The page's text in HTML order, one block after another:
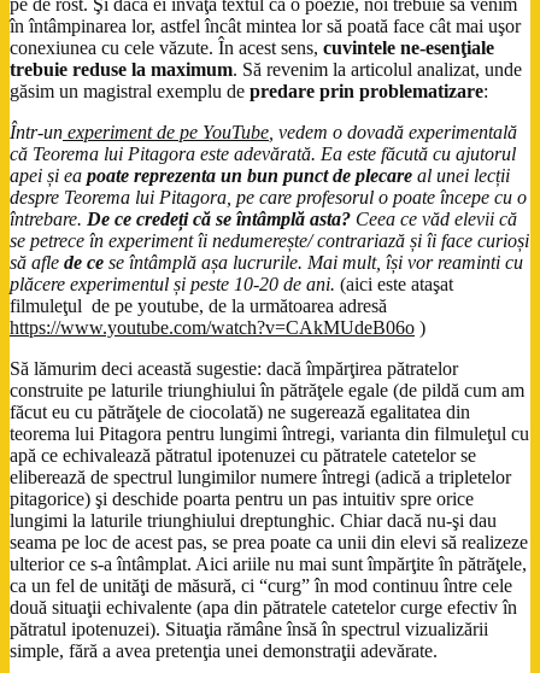
pe de rost. Şi dacă ei învaţă textul ca o poezie, noi trebuie să venim
în întâmpinarea lor, astfel încât mintea lor să poată face cât mai uşor
conexiunea cu cele văzute. În acest sens, cuvintele ne-esenţiale
trebuie reduse la maximum. Să revenim la articolul analizat, unde
găsim un magistral exemplu de predare prin problematizare:
Într-un experiment de pe YouTube, vedem o dovadă experimentală
că Teorema lui Pitagora este adevărată. Ea este făcută cu ajutorul
apei și ea poate reprezenta un bun punct de plecare al unei lecții
despre Teorema lui Pitagora, pe care profesorul o poate începe cu o
întrebare. De ce credeți că se întâmplă asta? Ceea ce văd elevii că
se petrece în experiment îi nedumerește/ contrariază și îi face curioși
să afle de ce se întâmplă așa lucrurile. Mai mult, își vor reaminti cu
plăcere experimentul și peste 10-20 de ani. (aici este ataşat
filmuleţul de pe youtube, de la următoarea adresă
https://www.youtube.com/watch?v=CAkMUdeB06o )
Să lămurim deci această sugestie: dacă împărţirea pătratelor
construite pe laturile triunghiului în pătrăţele egale (de pildă cum am
făcut eu cu pătrăţele de ciocolată) ne sugerează egalitatea din
teorema lui Pitagora pentru lungimi întregi, varianta din filmuleţul cu
apă ce echivalează pătratul ipotenuzei cu pătratele catetelor se
eliberează de spectrul lungimilor numere întregi (adică a tripletelor
pitagorice) şi deschide poarta pentru un pas intuitiv spre orice
lungimi la laturile triunghiului dreptunghic. Chiar dacă nu-şi dau
seama pe loc de acest pas, se prea poate ca unii din elevi să realizeze
ulterior ce s-a întâmplat. Aici ariile nu mai sunt împărţite în pătrăţele,
ca un fel de unităţi de măsură, ci “curg” în mod continuu între cele
două situaţii echivalente (apa din pătratele catetelor curge efectiv în
pătratul ipotenuzei). Situaţia rămâne însă în spectrul vizualizării
simple, fără a avea pretenţia unei demonstraţii adevărate.